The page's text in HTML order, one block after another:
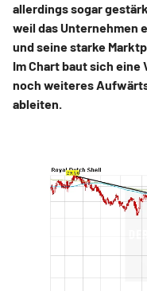
allerdings sogar
weil das Unternehmen
und seine starke
Im Chart baut sich eine
noch weiteres
ableiten.